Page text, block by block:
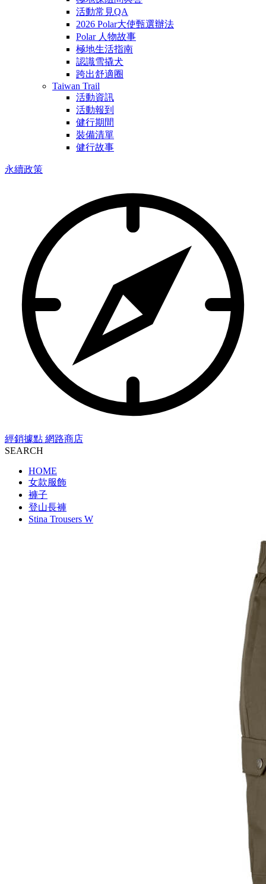
活動常見QA
2026 Polar大使甄選辦法
Polar 人物故事
極地生活指南
認識雪撬犬
跨出舒適圈
Taiwan Trail
活動資訊
活動報到
健行期間
裝備清單
健行故事
永續政策
經銷據點 網路商店
SEARCH
HOME
女款服飾
褲子
登山長褲
Stina Trousers W